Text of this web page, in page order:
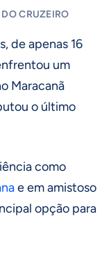
CRUZEIRO
de apenas 16
um
Maracanã
o último
como
e em amistoso
opção para